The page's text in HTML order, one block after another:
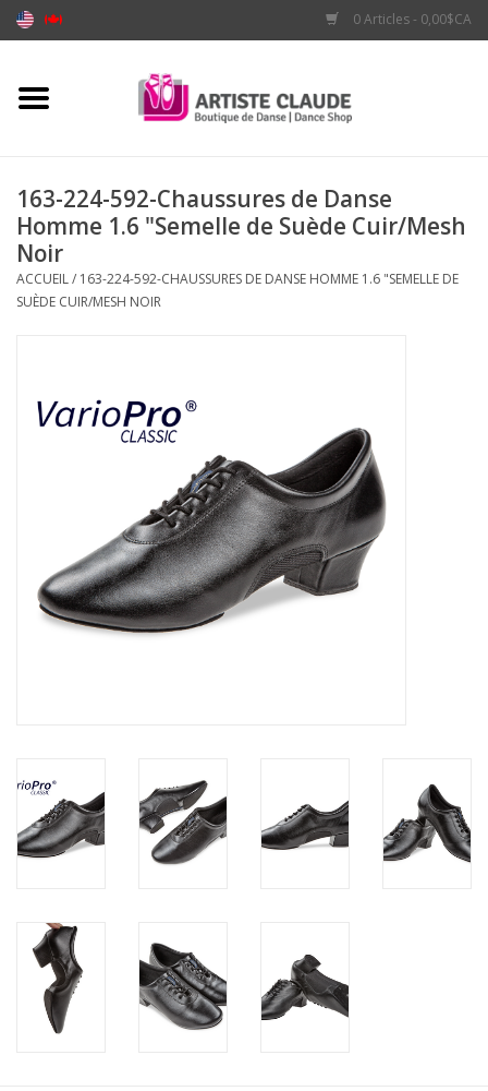
0 Articles - 0,00$CA
Accueil
Vêtements
Souliers
163-224-592-Chaussures de Danse
Homme 1.6 "Semelle de Suède Cuir/Mesh
Noir
ACCUEIL/ 163-224-592-CHAUSSURES DE DANSE HOMME 1.6 "SEMELLE DE
SUÈDE CUIR/MESH NOIR